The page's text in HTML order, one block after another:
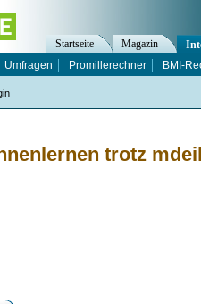
trotz
Startseite Magazin
Umfragen Promillerechner BMI-